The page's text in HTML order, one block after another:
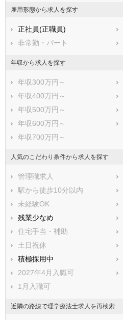
鹿児島県
雇用形態から求人を探す
正社員(正職員)
非常勤・パート
年収から求人を探す
年収300万円～
年収400万円～
年収500万円～
年収600万円～
年収700万円～
人気のこだわり条件から求人を探す
管理職求人
駅から徒歩10分以内
未経験OK
残業少なめ
住宅手当・補助
土日祝休
積極採用中
2027年4月入職可
1月入職可
近隣の路線で理学療法士求人を再検索